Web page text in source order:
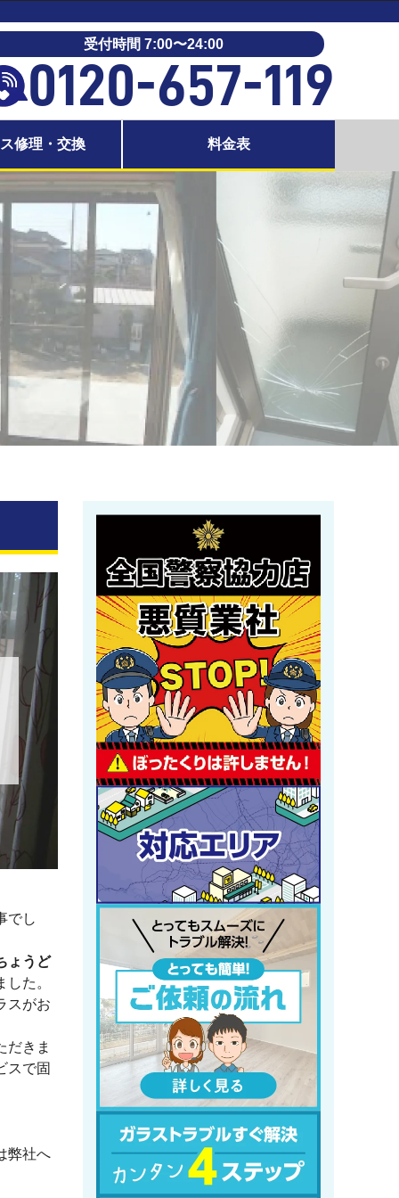
受付時間 7:00〜24:00
0120-657-119
修理・交換 料金表
でし
ょうど
た。
スがお
だきま
スで固
弊社へ